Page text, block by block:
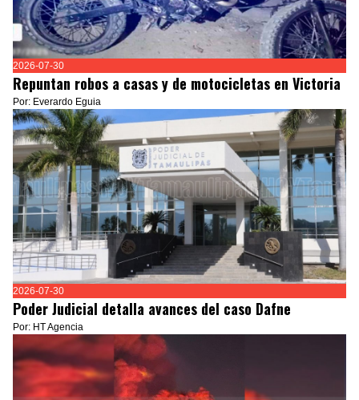
2026-07-30
Repuntan robos a casas y de motocicletas en Victoria
Por: Everardo Eguia
2026-07-30
Poder Judicial detalla avances del caso Dafne
Por: HT Agencia